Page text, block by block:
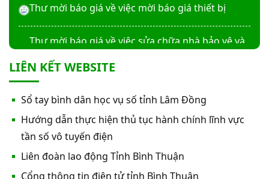
Thư mời báo giá về việc mời báo giá thiết bị
Thư mời báo giá về việc sửa chữa nhà bảo vệ và
phẵng
Thư mời báo giá về việc In bìa hồ sơ bệnh án, Sổ
y bạ năm 2026
LIÊN KẾT WEBSITE
Sổ tay bình dân học vụ số tỉnh Lâm Đồng
Hướng dẫn thực hiện thủ tục hành chính lĩnh vực
tần số vô tuyến điện
Liên đoàn lao động Tỉnh Bình Thuận
Cổng thông tin điện tử tỉnh Bình Thuận